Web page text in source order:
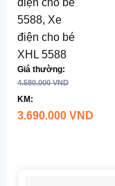
TG sử
dụng:
khoảng
1h
TG Sạc:
khoảng
5588, Xe
điện cho bé
XHL 5588
Giá thường:
4.580.000VND
KM:
3.690.000 VND